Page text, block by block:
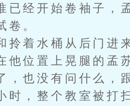
经开始卷袖子，孟
卷。
着水桶从后门进来
他位置上晃腿的孟
也没有问什么，跟
，整个教室被打扫